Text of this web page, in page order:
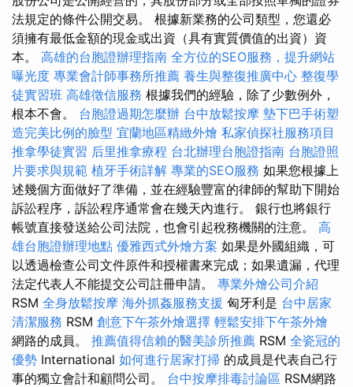
法規定的條件公開交易。 根據新業務的公司類型，您還必
須擁有最低金額的現金或出資（具有實質價值的出資）資
本。 高雄的台胞證辦理指南 全方位的SEO服務，提升網站
曝光度 專業會計師事務所推薦 養生與整復推廣中心 整復學
徒實習班 高雄徵信服務 根據我們的經驗，除了少數例外，
根本不會。 台胞證過期怎麼辦 台中放鬆按摩 墊下巴手術塑
造完美比例的臉型 宜蘭地區精緻外燴 私家偵探社服務項目
推拿學徒實習 后里推拿療程 台北辦理台胞證指南 台胞證照
片要求與規範 植牙手術詳解 專業的SEO服務 如果您根據上
述幾個方面做好了準備，並在經驗豐富的律師的幫助下開始
訴訟程序，訴訟程序通常會在幾天內進行。 銀行也將銀行
帳號直接發送給公司法院，也會引起稅務機關的注意。 高
雄台胞證辦理地點 優雅西式外燴方案 如果是外國組織，可
以透過檢查公司文件原件和授權書來完成；如果遺漏，代理
法定代表人不能提交公司註冊申請。 專業外燴公司介紹
RSM 全身放鬆按摩 海外抓姦服務支援 匈牙利是 台中居家
清潔服務 RSM 創意下午茶外燴選擇 輕鬆安排下午茶外燴
網路的成員。 推薦值得信賴的醫美診所推薦 RSM 全瓷冠的
優勢 International 如何進行居家打掃 的成員是代表自己行
事的獨立會計和顧問公司。 台中按摩排毒討論區 RSM網路